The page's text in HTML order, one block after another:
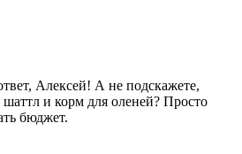
Алексей! А не подскажете,
и корм для оленей? Просто
бюджет.